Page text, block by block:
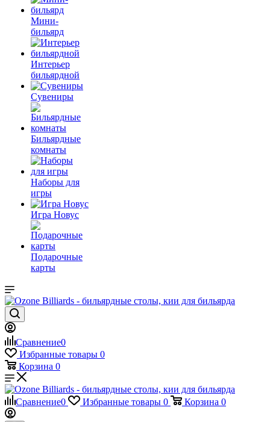
Мини-
бильярд
Интерьер
бильярдной
Сувениры
Бильярдные
комнаты
Наборы для
игры
Игра Новус
Подарочные
карты
Сравнение0
Избранные товары 0
Корзина 0
Сравнение0 Избранные товары 0 Корзина 0